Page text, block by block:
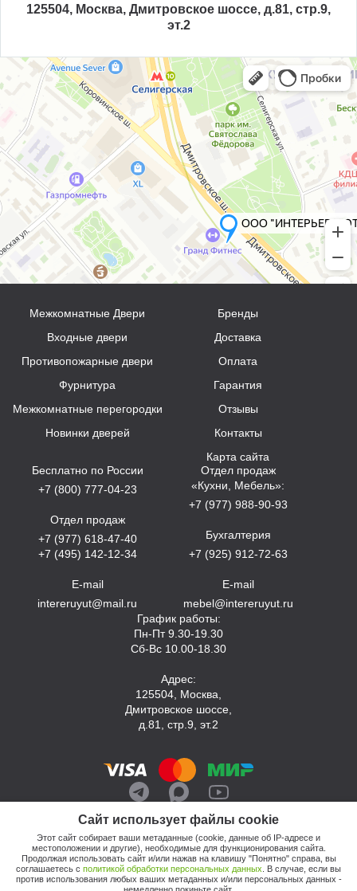
125504, Москва, Дмитровское шоссе, д.81, стр.9,
эт.2
Сайт использует файлы cookie
Этот сайт собирает ваши метаданные (cookie, данные об IP-адресе и
местоположении и другие), необходимые для функционирования сайта.
Продолжая использовать сайт и/или нажав на клавишу "Понятно" справа, вы
соглашаетесь с политикой обработки персональных данных . В случае, если вы
против использования любых ваших метаданных и/или персональных данных -
Межкомнатные Двери
Входные двери
Противопожарные двери
Фурнитура
Межкомнатные перегородки
Новинки дверей
Бренды
Доставка
Оплата
Гарантия
Отзывы
Контакты
Карта сайта
Бесплатно по России
+7 (800) 777-04-23
Отдел продаж
+7 (977) 618-47-40
+7 (495) 142-12-34
E-mail
intereruyut@mail.ru
Отдел продаж
«Кухни, Мебель»:
+7 (977) 988-90-93
Бухгалтерия
+7 (925) 912-72-63
E-mail
mebel@intereruyut.ru
График работы:
Пн-Пт 9.30-19.30
Сб-Вс 10.00-18.30
Адрес:
125504, Москва,
Дмитровское шоссе,
д.81, стр.9, эт.2
© 2026, Компания «Интерьер Уют»